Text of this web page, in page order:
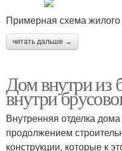
Примерная схема жилого
читать дальше →
Дом внутри из
внутри
Внутренняя отделка
продолжением
конструкции, которые к